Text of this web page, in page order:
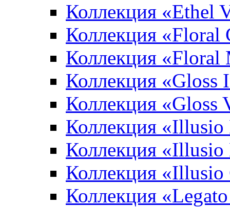
Коллекция «Ethel
Коллекция «Floral
Коллекция «Floral
Коллекция «Gloss
Коллекция «Gloss
Коллекция «Illusio
Коллекция «Illusio
Коллекция «Illusio
Коллекция